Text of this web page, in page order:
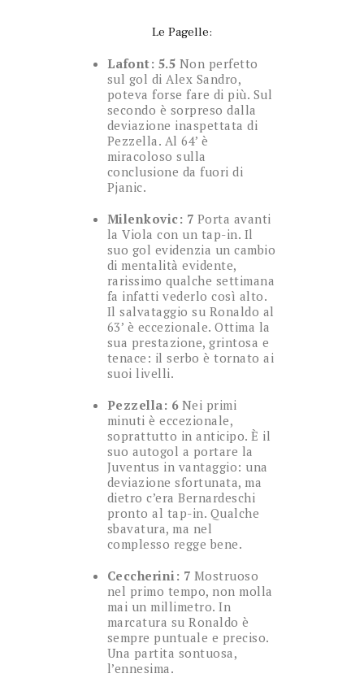
Le Pagelle:
Lafont: 5.5 Non perfetto
sul gol di Alex Sandro,
poteva forse fare di più. Sul
secondo è sorpreso dalla
deviazione inaspettata di
Pezzella. Al 64’ è
miracoloso sulla
conclusione da fuori di
Pjanic.
Milenkovic: 7 Porta avanti
la Viola con un tap-in. Il
suo gol evidenzia un cambio
di mentalità evidente,
rarissimo qualche settimana
fa infatti vederlo così alto.
Il salvataggio su Ronaldo al
63’ è eccezionale. Ottima la
sua prestazione, grintosa e
tenace: il serbo è tornato ai
suoi livelli.
Pezzella: 6Nei primi
minuti è eccezionale,
soprattutto in anticipo. È il
suo autogol a portare la
Juventus in vantaggio: una
deviazione sfortunata, ma
dietro c’era Bernardeschi
pronto al tap-in. Qualche
sbavatura, ma nel
complesso regge bene.
Ceccherini: 7 Mostruoso
nel primo tempo, non molla
mai un millimetro. In
marcatura su Ronaldo è
sempre puntuale e preciso.
Una partita sontuosa,
l’ennesima.